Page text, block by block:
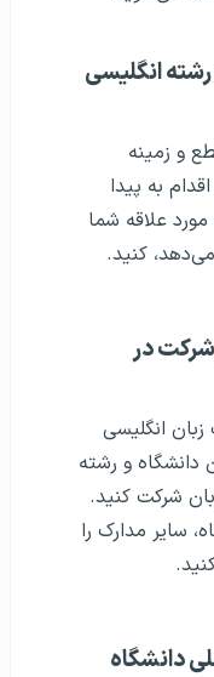
انگلیسی
و زمینه
به پیدا
علاقه شما
می‌دهد، کنید.
شرکت در
انگلیسی
دانشگاه و رشته
شرکت کنید.
سایر مدارک را
دانشگاه